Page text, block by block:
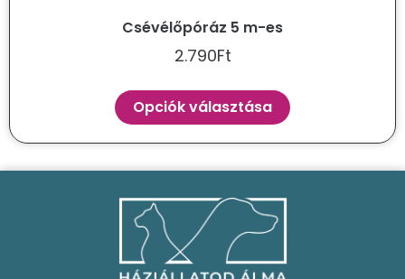
Csévélőpóráz 5 m-es
2.790Ft
Opciók választása